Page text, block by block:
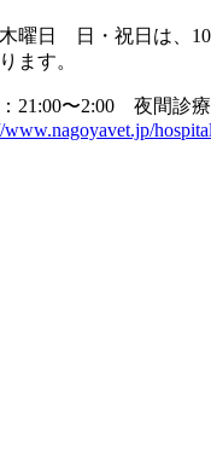
曜日 日・祝日は、10
ます。
21:00〜2:00 夜間診
www.nagoyavet.jp/